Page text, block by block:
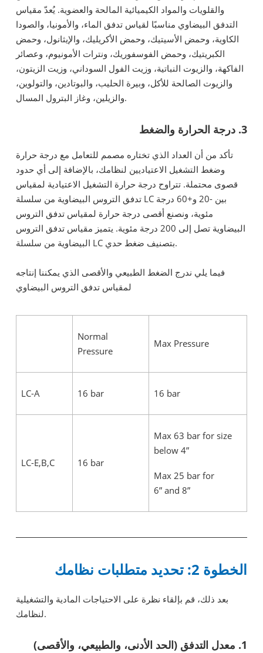
والقلويات والمواد الكيميائية المالحة والعضوية. يُعدّ مقياس
التدفق البيضاوي مناسبًا لقياس تدفق الماء، والأمونيا، والصودا
الكاوية، وحمض الأسيتيك، وحمض الأكريليك، والإيثانول، وحمض
الكبريتيك، وحمض الفوسفوريك، ونترات الأمونيوم، وعصائر
الفاكهة، والزيوت النباتية، وزيت الفول السوداني، وزيت الزيتون،
والزيوت الصالحة للأكل، وبيرة الحليب، والبوتادين، والتولوين،
والزيلين، وغاز البترول المسال.
3. درجة الحرارة والضغط
تأكد من أن العداد الذي تختاره مصمم للتعامل مع درجة حرارة
وضغط التشغيل الاعتياديين لنظامك، بالإضافة إلى أي حدود
قصوى محتملة. تتراوح درجة حرارة التشغيل الاعتيادية لمقياس
تدفق التروس البيضاوية من سلسلة LC بين -20 و+60 درجة
مئوية، ونصنع أقصى درجة حرارة لمقياس تدفق التروس
البيضاوية تصل إلى 200 درجة مئوية. يتميز مقياس تدفق التروس
البيضاوية من سلسلة LC بتصنيف ضغط حدي.
فيما يلي ندرج الضغط الطبيعي والأقصى الذي يمكننا إنتاجه
لمقياس تدفق التروس البيضاوي
Normal
Pressure
Max Pressure
LC-A 16 bar 16 bar
LC-E,B,C 16 bar
Max 63 bar for size
below 4”
Max 25 bar for
6” and 8”
الخطوة 2: تحديد متطلبات نظامك
بعد ذلك، قم بإلقاء نظرة على الاحتياجات المادية والتشغيلية
لنظامك.
1. معدل التدفق (الحد الأدنى، والطبيعي، والأقصى)